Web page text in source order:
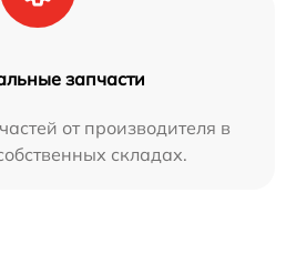
запчасти
от производителя в
складах.